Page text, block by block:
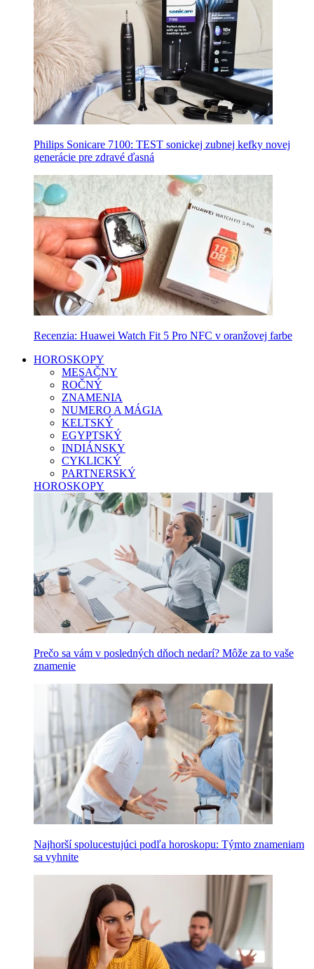
Philips Sonicare 7100: TEST sonickej zubnej kefky novej
generácie pre zdravé ďasná
Recenzia: Huawei Watch Fit 5 Pro NFC v oranžovej farbe
HOROSKOPY
MESAČNY
ROČNÝ
ZNAMENIA
NUMERO A MÁGIA
KELTSKÝ
EGYPTSKÝ
INDIÁNSKY
CYKLICKÝ
PARTNERSKÝ
HOROSKOPY
Prečo sa vám v posledných dňoch nedarí? Môže za to vaše
znamenie
Najhorší spolucestujúci podľa horoskopu: Týmto znameniam
sa vyhnite